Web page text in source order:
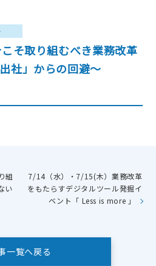
こそ取り組むべき業務改革
社」からの回避～
組
い
7/14（水）・7/15(木）業務改革
をもたらすデジタルツール発掘イ
ベント「 Less is more 」
一覧へ戻る